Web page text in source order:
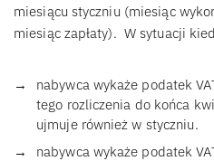
miesiącu styczniu (miesiąc
miesiąc zapłaty). W sytuacji
nabywca wykaże podatek
tego rozliczenia do końca
ujmuje również w styczniu.
nabywca wykaże podatek